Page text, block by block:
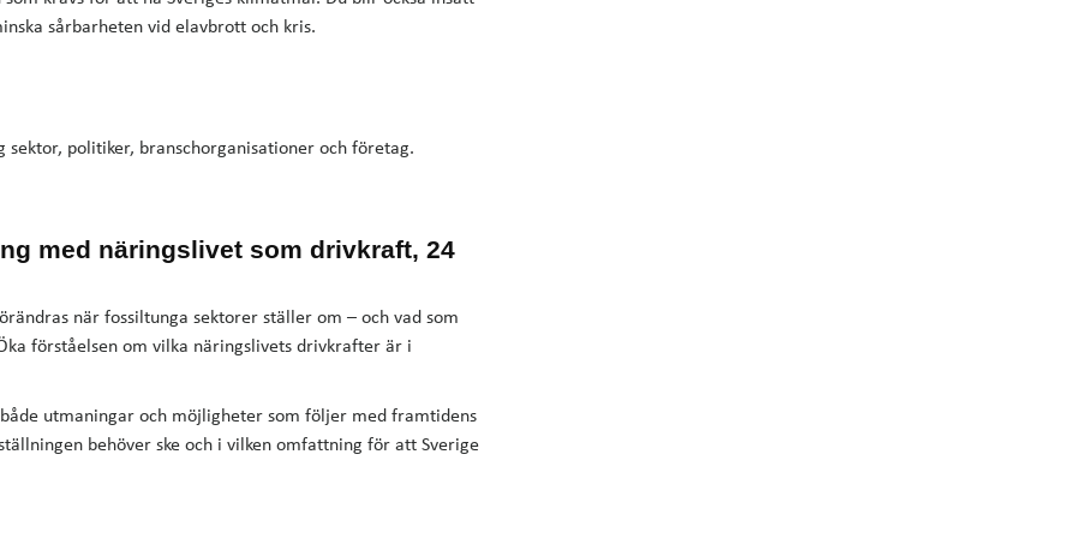
sårbarheten vid elavbrott och kris.
politiker, branschorganisationer och företag.
med näringslivet som drivkraft, 24
när fossiltunga sektorer ställer om – och vad som
förståelsen om vilka näringslivets drivkrafter är i
utmaningar och möjligheter som följer med framtidens
behöver ske och i vilken omfattning för att Sverige